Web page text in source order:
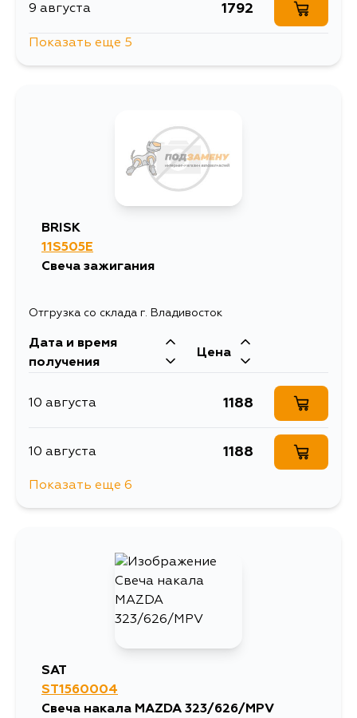
9 августа 1792
1487
2545
13 августа
Показать еще 5
BRISK
11S505E
Свеча зажигания
Отгрузка со склада г. Владивосток
Дата и время
получения
Цена
10 августа 1188
10 августа 1188
1188
19 августа
Показать еще 6
SAT
ST1560004
Свеча накала MAZDA 323/626/MPV